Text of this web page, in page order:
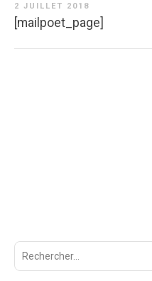
2 JUILLET 2018
[mailpoet_page]